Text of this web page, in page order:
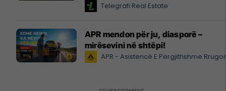
Telegrafi Real Estate
APR mendon për ju, diasporë –
mirësevini në shtëpi!
APR - Asistencë E Përgjithshme